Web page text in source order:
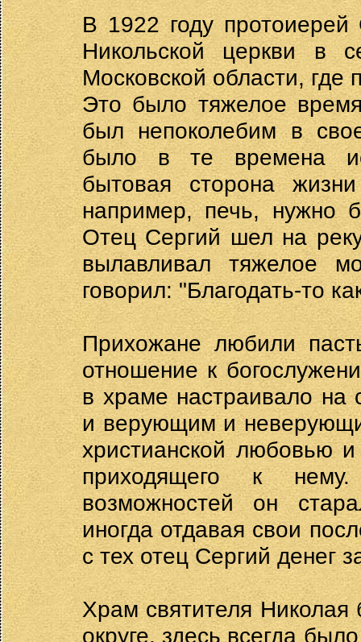
В 1922 году
Никольской церкви в
Московской области, где
Это было тяжелое
был непоколебим в
было в те времена
бытовая сторона
например, печь, нужно
Отец Сергий шел на
вылавливал тяжелое
говорил: "Благодать-то
Прихожане любили
отношение к
в храме настраивало на
и верующим и
христианской любовью
приходящего к
возможностей он
иногда отдавая свои
с тех отец Сергий денег
Храм святителя
округе, здесь всегда